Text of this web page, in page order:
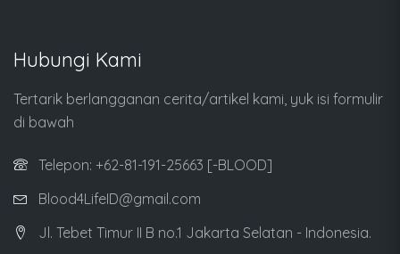
Hubungi Kami
Tertarik berlangganan cerita/artikel kami, yuk isi formulir
di bawah
Telepon: +62-81-191-25663 [-BLOOD]
Blood4LifeID@gmail.com
Jl. Tebet Timur II B no.1 Jakarta Selatan - Indonesia.